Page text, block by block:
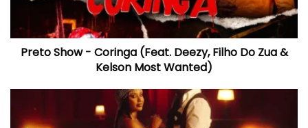
Zua
Preto Show - Coringa (Feat. Deezy, Filho Do Zua &
Kelson Most Wanted)
Tatiana